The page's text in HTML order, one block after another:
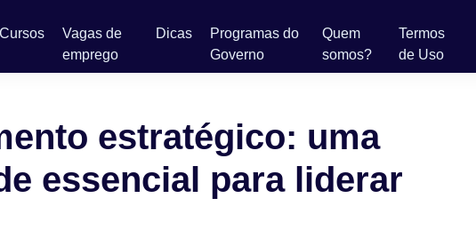
Cursos
Vagas de
emprego
Dicas
Programas do
Governo
Quem
somos?
Termos
de Uso
estratégico: uma
essencial para liderar